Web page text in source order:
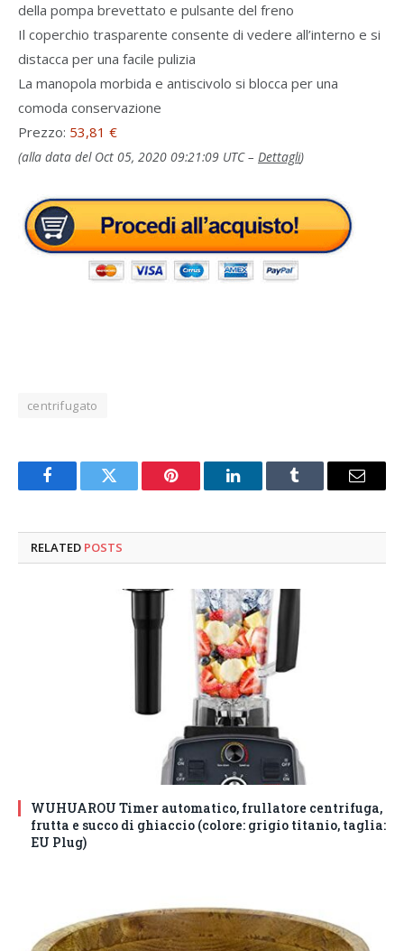
della pompa brevettato e pulsante del freno
Il coperchio trasparente consente di vedere all’interno e si
distacca per una facile pulizia
La manopola morbida e antiscivolo si blocca per una
comoda conservazione
Prezzo: 53,81 €
(alla data del Oct 05, 2020 09:21:09 UTC – Dettagli)
centrifugato
FacebookTwitter Pinterest LinkedInTumblr Email
RELATED POSTS
WUHUAROU Timer automatico, frullatore centrifuga,
frutta e succo di ghiaccio (colore: grigio titanio, taglia:
EU Plug)